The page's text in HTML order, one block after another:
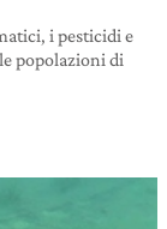
i pesticidi e
popolazioni di